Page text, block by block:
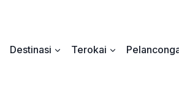
Destinasi Terokai